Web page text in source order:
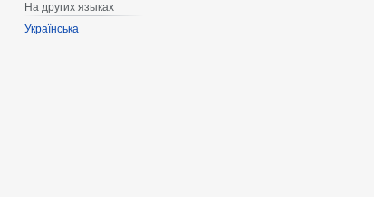
На других языках
Українська